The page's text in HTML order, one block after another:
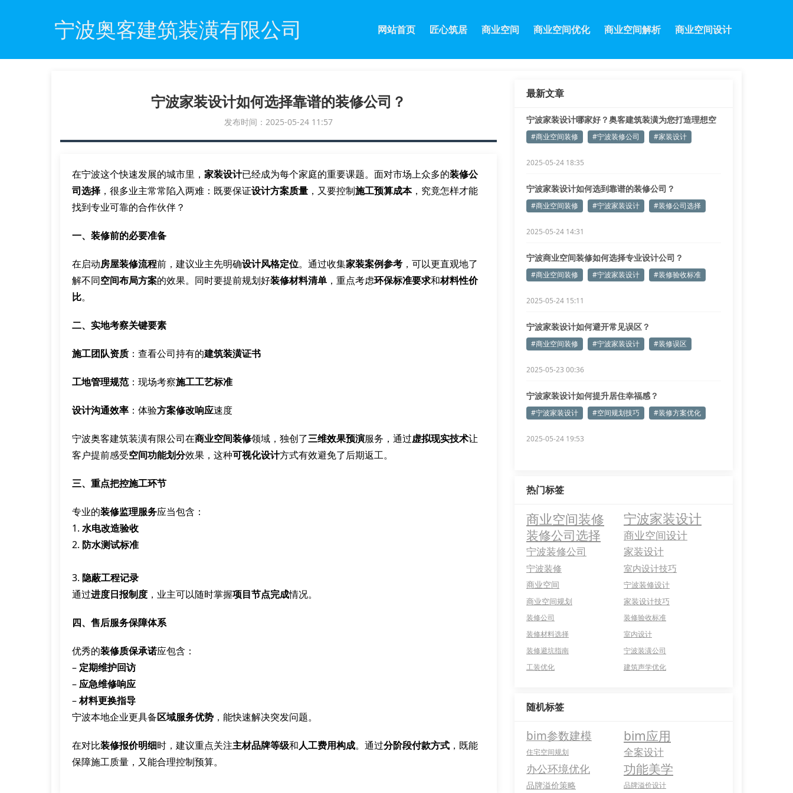
宁波奥客建筑装潢有限公司 网站首页 匠心筑居 商业空间 商业空间优化 商业空间解析 商业空间设计
宁波家装设计如何选择靠谱的装修公司？
发布时间：2025-05-24 11:57
在宁波这个快速发展的城市里， 家装设计已经成为每个家庭的重要课题。面对市场上众多的装修公
司选择 ，很多业主常常陷入两难：既要保证设计方案质量 ，又要控制施工预算成本，究竟怎样才能
找到专业可靠的合作伙伴？
一、装修前的必要准备
在启动房屋装修流程前，建议业主先明确设计风格定位。通过收集家装案例参考 ，可以更直观地了
解不同空间布局方案的效果。同时要提前规划好装修材料清单 ，重点考虑环保标准要求和材料性价
比。
二、实地考察关键要素
施工团队资质 ：查看公司持有的建筑装潢证书
工地管理规范：现场考察施工工艺标准
设计沟通效率 ：体验方案修改响应速度
宁波奥客建筑装潢有限公司在商业空间装修领域，独创了三维效果预演服务，通过虚拟现实技术让
客户提前感受空间功能划分效果，这种可视化设计方式有效避免了后期返工。
三、重点把控施工环节
专业的装修监理服务应当包含：
1. 水电改造验收
2. 防水测试标准
3. 隐蔽工程记录
通过进度日报制度 ，业主可以随时掌握项目节点完成情况。
四、售后服务保障体系
优秀的装修质保承诺应包含：
– 定期维护回访
–应急维修响应
–材料更换指导
宁波本地企业更具备区域服务优势 ，能快速解决突发问题。
在对比装修报价明细时，建议重点关注主材品牌等级和人工费用构成。通过分阶段付款方式 ，既能
保障施工质量，又能合理控制预算。
最新文章
宁波家装设计哪家好？奥客建筑装潢为您打造理想空
间#商业空间装修 #宁波装修公司 #家装设计
2025-05-24 18:35
宁波家装设计如何选到靠谱的装修公司？
#商业空间装修 #宁波家装设计 #装修公司选择
2025-05-24 14:31
宁波商业空间装修如何选择专业设计公司？
#商业空间装修 #宁波家装设计 #装修验收标准
2025-05-24 15:11
宁波家装设计如何避开常见误区？
#商业空间装修 #宁波家装设计 #装修误区
2025-05-23 00:36
宁波家装设计如何提升居住幸福感？
#宁波家装设计 #空间规划技巧 #装修方案优化
2025-05-24 19:53
热门标签
商业空间装修 宁波家装设计
装修公司选择 商业空间设计
宁波装修公司 家装设计
宁波装修 室内设计技巧
商业空间
宁波装修设计
商业空间规划
家装设计技巧
装修公司
装修验收标准
装修材料选择
室内设计
装修避坑指南
宁波装潢公司
工装优化
建筑声学优化
随机标签
bim参数建模 bim应用
住宅空间规划 全案设计
办公环境优化 功能美学
品牌溢价策略 品牌溢价设计